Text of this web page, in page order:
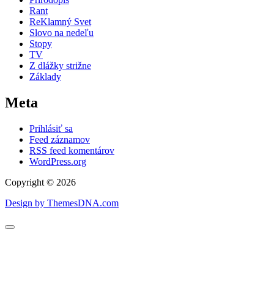
Rant
ReKlamný Svet
Slovo na nedeľu
Stopy
TV
Z dlážky strižne
Základy
Meta
Prihlásiť sa
Feed záznamov
RSS feed komentárov
WordPress.org
Copyright © 2026
Design by ThemesDNA.com